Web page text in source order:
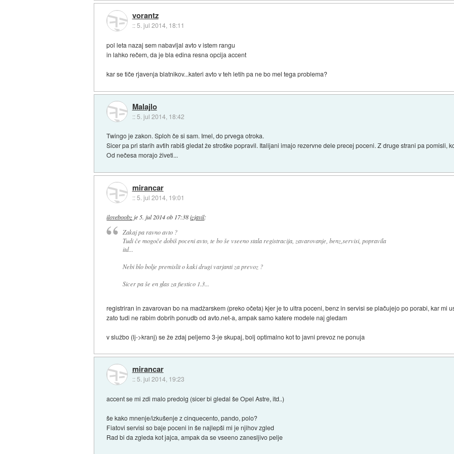
vorantz
::5. jul 2014, 18:11
pol leta nazaj sem nabavljal avto v istem rangu
in lahko rečem, da je bla edina resna opcija accent
kar se tiče rjavenja blatnikov...kateri avto v teh letih pa ne bo mel tega problema?
Malajlo
:: 5. jul 2014, 18:42
Twingo je zakon. Sploh če si sam. Imel, do prvega otroka.
Sicer pa pri starih avtih rabiš gledat že stroške popravil. Italijani imajo rezervne dele precej poceni. Z druge strani pa pomisli,
Od nečesa morajo živeti...
mirancar
::5. jul 2014, 19:01
iloveboobz je 5. jul 2014 ob 17:38 izjavil:
Zakaj pa ravno avto ?
Tudi če mogoče dobiš poceni avto, te bo še vseeno stala registracija, zavarovanje, benz,servisi, popravila
itd...
Nebi blo bolje premislit o kaki drugi varjanti za prevoz ?
Sicer pa še en glas za fiestico 1.3...
registriran in zavarovan bo na madžarskem (preko očeta) kjer je to ultra poceni, benz in servisi se plačujejo po porabi, kar mi
zato tudi ne rabim dobrih ponudb od avto.net-a, ampak samo katere modele naj gledam
v službo (lj->kranj) se že zdaj peljemo 3-je skupaj, bolj optimalno kot to javni prevoz ne ponuja
mirancar
:: 5. jul 2014, 19:23
accent se mi zdi malo predolg (sicer bi gledal še Opel Astre, itd..)
še kako mnenje/izkušenje z cinquecento, pando, polo?
Fiatovi servisi so baje poceni in še najlepši mi je njihov zgled
Rad bi da zgleda kot jajca, ampak da se vseeno zanesljivo pelje